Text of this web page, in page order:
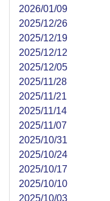
2026/01/09
2025/12/26
2025/12/19
2025/12/12
2025/12/05
2025/11/28
2025/11/21
2025/11/14
2025/11/07
2025/10/31
2025/10/24
2025/10/17
2025/10/10
2025/10/03